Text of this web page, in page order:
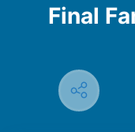
Final